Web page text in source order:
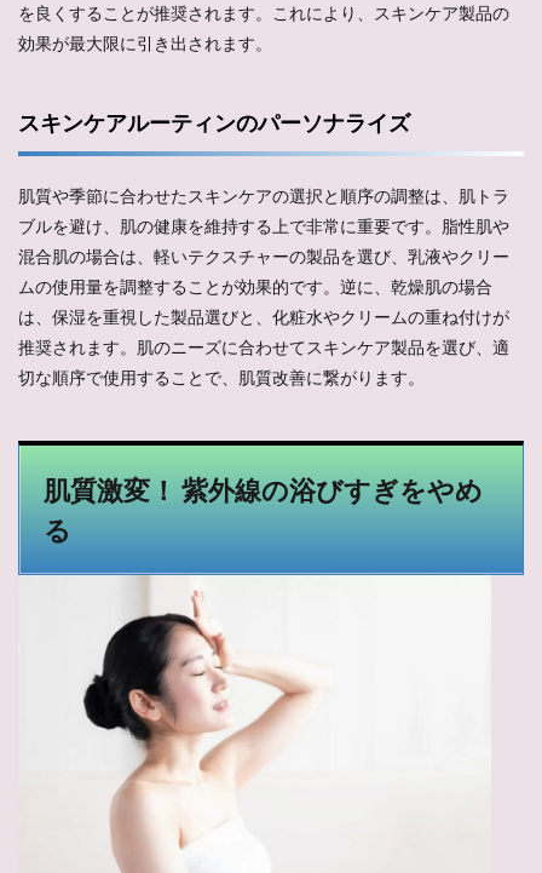
を良くすることが推奨されます。これにより、スキンケア製品の
効果が最大限に引き出されます。
スキンケアルーティンのパーソナライズ
肌質や季節に合わせたスキンケアの選択と順序の調整は、肌トラ
ブルを避け、肌の健康を維持する上で非常に重要です。脂性肌や
混合肌の場合は、軽いテクスチャーの製品を選び、乳液やクリー
ムの使用量を調整することが効果的です。逆に、乾燥肌の場合
は、保湿を重視した製品選びと、化粧水やクリームの重ね付けが
推奨されます。肌のニーズに合わせてスキンケア製品を選び、適
切な順序で使用することで、肌質改善に繋がります。
肌質激変！ 紫外線の浴びすぎをやめ
る